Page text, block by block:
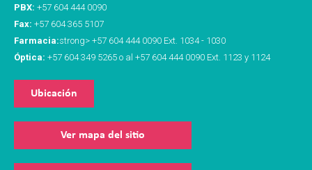
PBX: +57 604 444 0090
Fax: +57 604 365 5107
Farmacia:strong> +57 604 444 0090 Ext. 1034 - 1030
Óptica: +57 604 349 5265 o al +57 604 444 0090 Ext. 1123 y 1124
Ubicación
Ver mapa del sitio